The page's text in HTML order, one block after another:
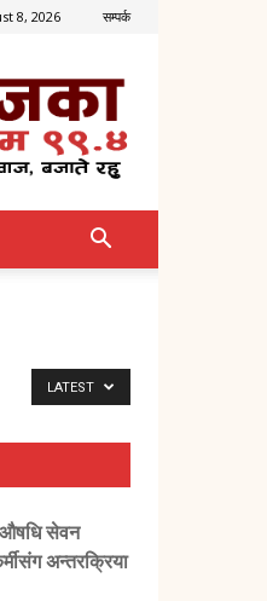
8, 2026 सम्पर्क
LATEST
औषधि सेवन
अन्तरक्रिया